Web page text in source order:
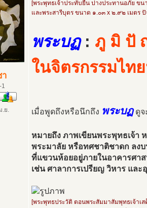
1
.ย.
[พระพุทธเจ้าประทับยืน ปางประทานอภัย ข
และพระสารีบุตร ขนาด ๑.๐๓ x ๒.๙๒ เมต
พระบฏ : ภู มิ ปั
ในจิตรกรรมไท
เมื่อพูดถึงหรือนึกถึง พระบฏดูจ
หมายถึง ภาพเขียนพระพุทธเจ้า
พระมาลัย หรือทศชาติชาดก ลง
ที่แขวนห้อยอยู่ภายในอาคารศา
เช่น ศาลาการเปรียญ วิหาร แล
[พระพุทธประวัติ ตอนพระสัมมาสัมพุทธเจ้า